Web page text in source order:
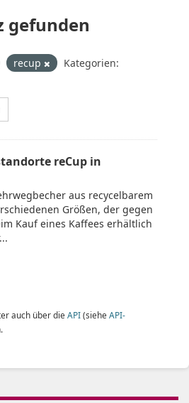
gefunden
recup
Kategorien:
reCup in
aus recycelbarem
Größen, der gegen
Kauf eines Kaffees erhältlich
auch über die API(siehe API-